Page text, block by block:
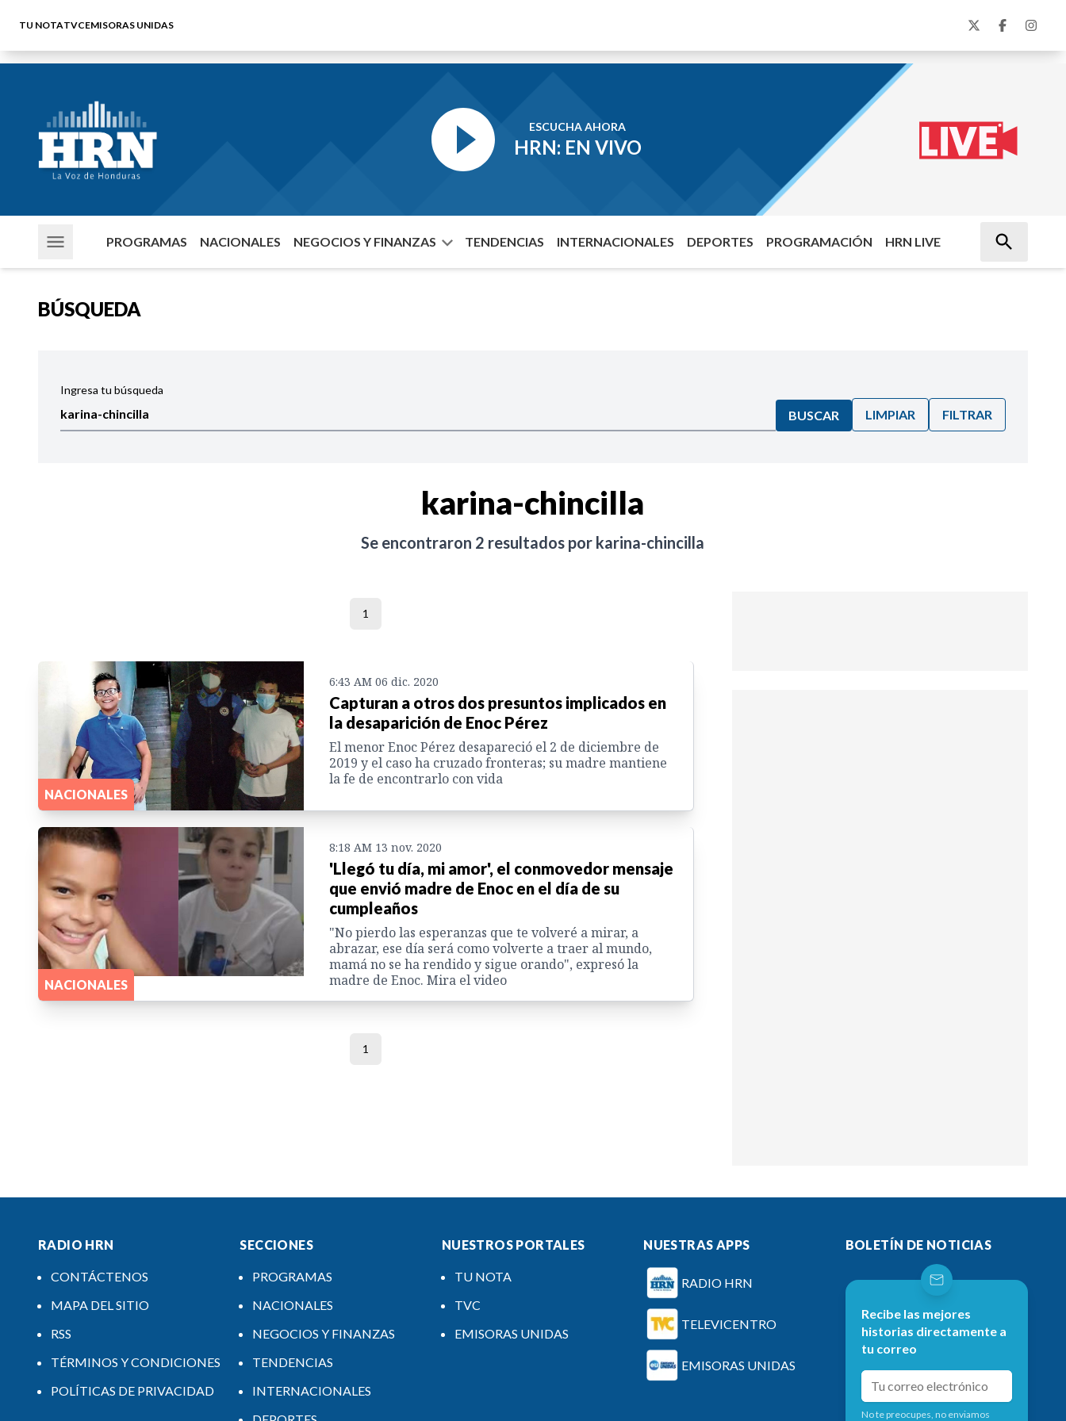
TU NOTATVCEMISORAS UNIDAS
ESCUCHA AHORA
HRN: EN VIVO
PROGRAMAS NACIONALES NEGOCIOS Y FINANZAS TENDENCIAS INTERNACIONALES DEPORTES PROGRAMACIÓN HRN LIVE
BÚSQUEDA
Ingresa tu búsqueda
BUSCAR LIMPIAR FILTRAR
karina-chincilla
Se encontraron 2 resultados por karina-chincilla
1
NACIONALES
6:43 AM 06 dic. 2020
Capturan a otros dos presuntos implicados en
la desaparición de Enoc Pérez
El menor Enoc Pérez desapareció el 2 de diciembre de
2019 y el caso ha cruzado fronteras; su madre mantiene
la fe de encontrarlo con vida
NACIONALES
8:18 AM 13 nov. 2020
'Llegó tu día, mi amor', el conmovedor mensaje
que envió madre de Enoc en el día de su
cumpleaños
"No pierdo las esperanzas que te volveré a mirar, a
abrazar, ese día será como volverte a traer al mundo,
mamá no se ha rendido y sigue orando", expresó la
madre de Enoc. Mira el video
1
RADIO HRN
CONTÁCTENOS
MAPA DEL SITIO
RSS
TÉRMINOS Y CONDICIONES
POLÍTICAS DE PRIVACIDAD
SECCIONES
PROGRAMAS
NACIONALES
NEGOCIOS Y FINANZAS
TENDENCIAS
INTERNACIONALES
NUESTROS PORTALES
TU NOTA
TVC
EMISORAS UNIDAS
NUESTRAS APPS
RADIO HRN
TELEVICENTRO
EMISORAS UNIDAS
BOLETÍN DE NOTICIAS
Recibe las mejores
historias directamente a
tu correo
No te preocupes, no enviamos